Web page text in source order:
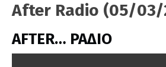
After Radio (05/03/
AFTER… ΡΑΔΙΟ